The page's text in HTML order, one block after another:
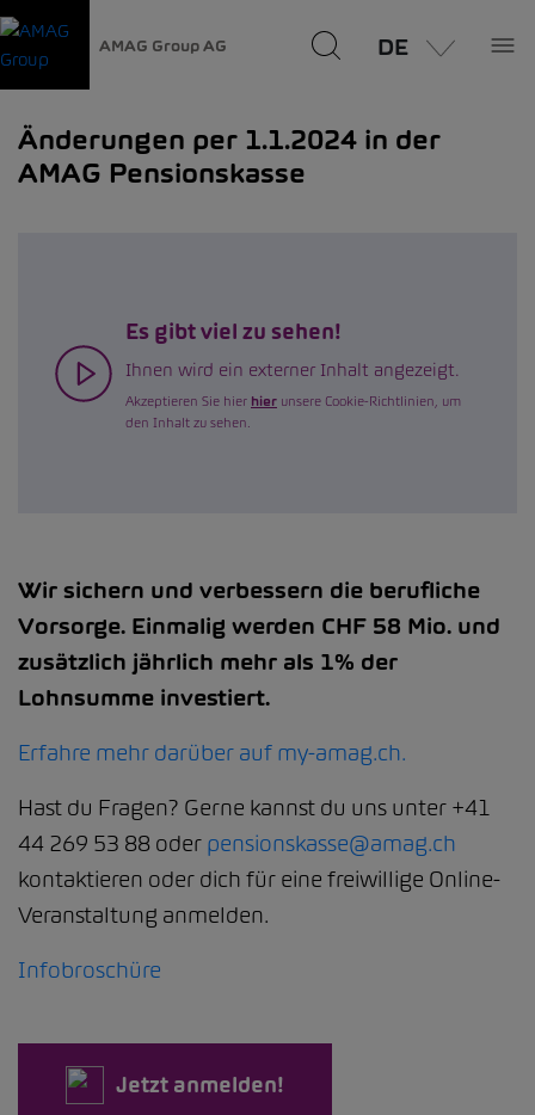
AMAG Group AG DE
Änderungen per 1.1.2024 in der
AMAG Pensionskasse
Es gibt viel zu sehen!
Ihnen wird ein externer Inhalt angezeigt.
Akzeptieren Sie hier hier unsere Cookie-Richtlinien, um
den Inhalt zu sehen.
Wir sichern und verbessern die berufliche
Vorsorge. Einmalig werden CHF 58 Mio. und
zusätzlich jährlich mehr als 1% der
Lohnsumme investiert.
Erfahre mehr darüber auf my-amag.ch.
Hast du Fragen? Gerne kannst du uns unter +41
44 269 53 88 oder pensionskasse@amag.ch
kontaktieren oder dich für eine freiwillige Online-
Veranstaltung anmelden.
Infobroschüre
Jetzt anmelden!